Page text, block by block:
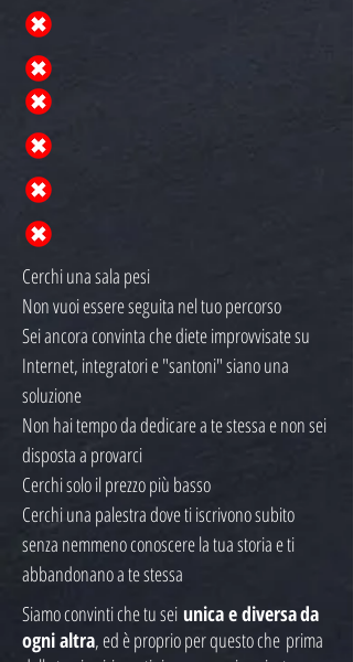
Cerchi una sala pesi
Non vuoi essere seguita nel tuo percorso
Sei ancora convinta che diete improvvisate su
Internet, integratori e "santoni" siano una
soluzione
Non hai tempo da dedicare a te stessa e non sei
disposta a provarci
Cerchi solo il prezzo più basso
Cerchi una palestra dove ti iscrivono subito
senza nemmeno conoscere la tua storia e ti
abbandonano a te stessa
Siamo convinti che tu sei unica e diversada
ogni altra, ed è proprio per questo che prima